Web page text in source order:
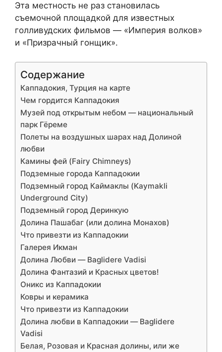
Эта местность не раз становилась
съемочной площадкой для известных
голливудских фильмов — «Империя волков»
и «Призрачный гонщик».
Содержание
Каппадокия, Турция на карте
Чем гордится Каппадокия
Музей под открытым небом — национальный
парк Гёреме
Полеты на воздушных шарах над Долиной
любви
Камины фей (Fairy Chimneys)
Подземные города Каппадокии
Подземный город Каймаклы (Kaymakli
Underground City)
Подземный город Деринкую
Долина Пашабаг (или долина Монахов)
Что привезти из Каппадокии
Галерея Икман
Долина Любви — Baglidere Vadisi
Долина Фантазий и Красных цветов!
Оникс из Каппадокии
Ковры и керамика
Что привезти из Каппадокии
Долина любви в Каппадокии — Baglidere
Vadisi
Белая, Розовая и Красная долины, или же